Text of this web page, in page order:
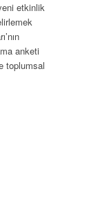
etkinlik
anketi
toplumsal